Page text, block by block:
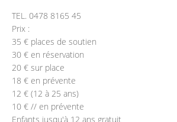
TEL. 0478 8165 45
Prix :
35 € places de soutien
30 € en réservation
20 € sur place
18 € en prévente
12 € (12 à 25 ans)
10 € // en prévente
Enfants jusqu'à 12 ans gratuit